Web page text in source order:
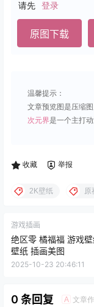
请先 登录
原图下载
温馨提示：
文章预览图是压缩
次元界是一个主打动漫/游戏和虚拟偶
收藏 举报
2K壁纸 原
游戏插画
绝区零 橘福福 游戏
壁纸 插画美图
2025-10-23 20:46:11
0 条回复 A 文章